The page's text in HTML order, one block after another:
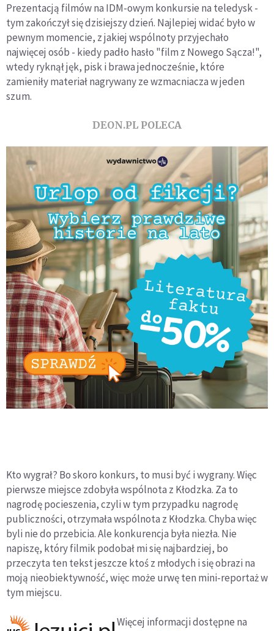
Prezentacją filmów na IDM-owym konkursie na teledysk -
tym zakończył się dzisiejszy dzień. Najlepiej widać było w
pewnym momencie, z jakiej wspólnoty przyjechało
najwięcej osób - kiedy padło hasło "film z Nowego Sącza!",
wtedy ryknął jęk, pisk i brawa jednocześnie, które
zamieniły materiał nagrywany ze wzmacniacza w jeden
szum.
DEON.PL POLECA
Kto wygrał? Bo skoro konkurs, to musi być i wygrany. Więc
pierwsze miejsce zdobyła wspólnota z Kłodzka. Za to
nagrodę pocieszenia, czyli w tym przypadku nagrodę
publiczności, otrzymała wspólnota z Kłodzka. Chyba więc
byli nie do przebicia. Ale konkurencja była niezła. Nie
napiszę, który filmik podobał mi się najbardziej, bo
przeczyta ten tekst jeszcze ktoś z młodych i się obrazi na
moją nieobiektywność, więc może urwę ten mini-reportaż w
tym miejscu.
Więcej informacji dostępne na